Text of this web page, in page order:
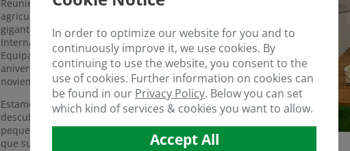
Reuniendo todos los elementos de la industria, desde el
agricultor que siembra las semillas hasta las empresas
gigantes que exportan a los mercados mundiales, la Feria
Internacional de Invernaderos, Tecnologías Agrícolas y
Equipamiento Ganadero Growtech celebra este año su 20º
aniversario. Growtech se celebrará del 24 al 27 de
noviembre de 2021 en el Antalya Expo Center, TURQUÍA.
Estamos encantados de participar en cuatro días de
descubrimiento, negocios y redes para los agricultores de
pequeña escala a los industriales, las grandes empresas
que suministran el mercado mundial y los agrónomos.
In order to optimize our website for you and to
continuously improve it, we use cookies. By
continuing to use the website, you consent to the
use of cookies. Further information on cookies can
be found in our Privacy Policy. Below you can set
which kind of services & cookies you want to allow.
Accept All